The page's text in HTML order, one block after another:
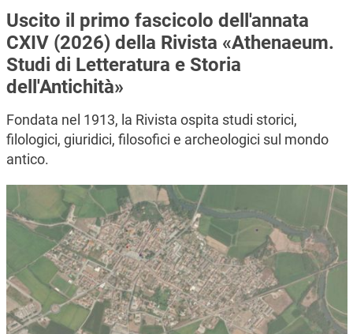
Uscito il primo fascicolo dell'annata
CXIV (2026) della Rivista «Athenaeum.
Studi di Letteratura e Storia
dell'Antichità»
Fondata nel 1913, la Rivista ospita studi storici,
filologici, giuridici, filosofici e archeologici sul mondo
antico.